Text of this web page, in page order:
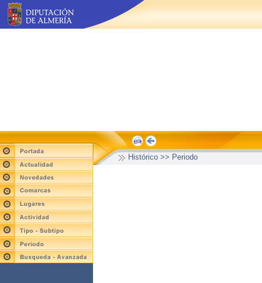
Histórico >> Periodo